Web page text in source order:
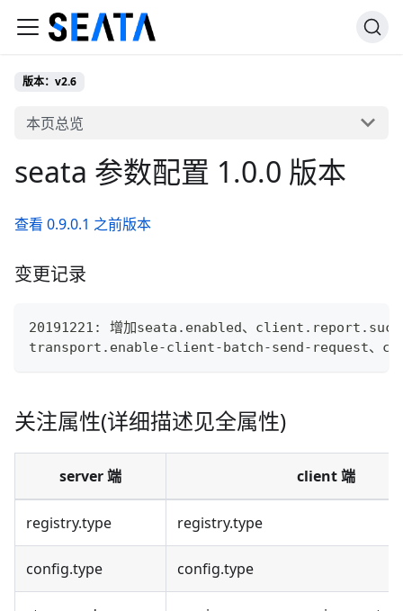
版本：v2.6
本页总览
seata 参数配置 1.0.0 版本
查看 0.9.0.1 之前版本
变更记录
20191221: 增加seata.enabled、
transport.enable-client-batch-send-request、
关注属性(详细描述见全属性)
server 端 client 端
registry.type registry.type
config.type config.type